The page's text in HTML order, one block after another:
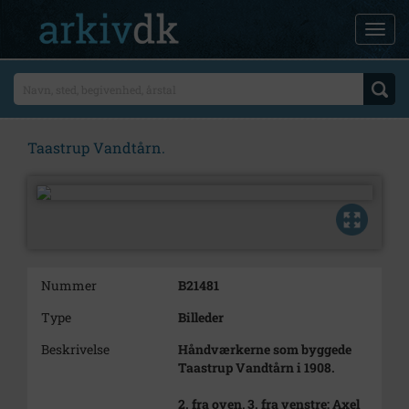
Taastrup Vandtårn.
Nummer
B21481
Type
Billeder
Beskrivelse
Håndværkerne som byggede
Taastrup Vandtårn i 1908.
2. fra oven, 3. fra venstre: Axel